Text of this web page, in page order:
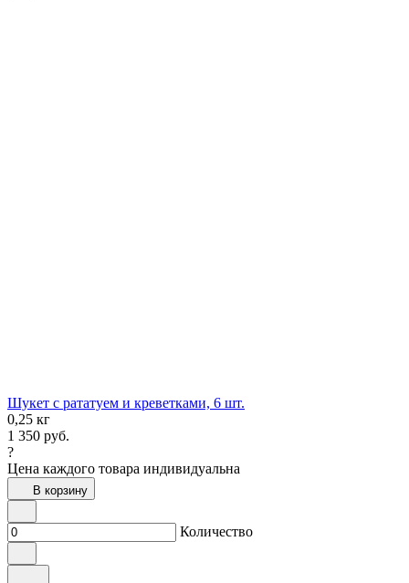
Шукет с рататуем и креветками, 6 шт.
0,25 кг
1 350 руб.
?
Цена каждого товара индивидуальна
В корзину
Количество